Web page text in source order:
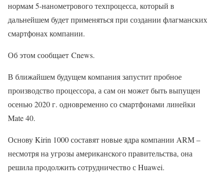
нормам 5-нанометрового техпроцесса, который в
дальнейшем будет применяться при создании флагманских
смартфонах компании.
Об этом сообщает Cnews.
В ближайшем будущем компания запустит пробное
производство процессора, а сам он может быть выпущен
осенью 2020 г. одновременно со смартфонами линейки
Mate 40.
Основу Kirin 1000 составят новые ядра компании ARM –
несмотря на угрозы американского правительства, она
решила продолжить сотрудничество с Huawei.